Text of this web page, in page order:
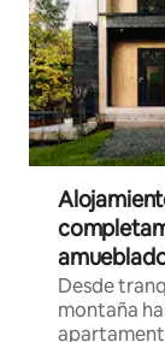
Desde
montaña